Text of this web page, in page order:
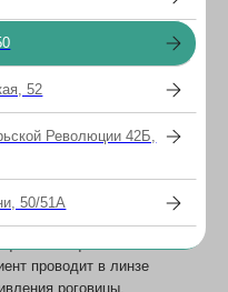
проводится
поверхностного
закапывание
(витамина В2
30 минут -
лазером
рибофлавин.
проводит в линзе
роговицы.
52
Революции 42Б,
50/51А